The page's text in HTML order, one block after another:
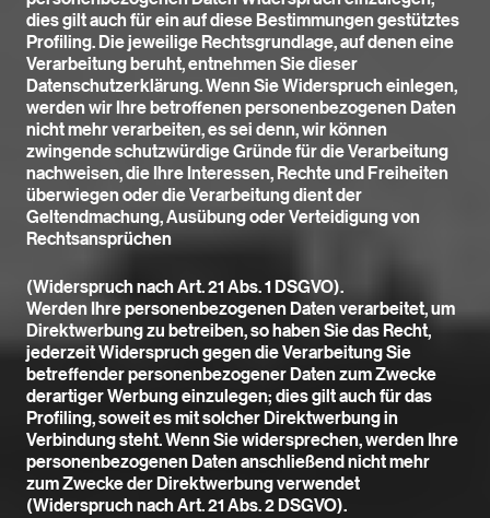
dies gilt auch für ein auf diese Bestimmungen gestütztes
Profiling. Die jeweilige Rechtsgrundlage, auf denen eine
Verarbeitung beruht, entnehmen Sie dieser
Datenschutzerklärung. Wenn Sie Widerspruch einlegen,
werden wir Ihre betroffenen personenbezogenen Daten
nicht mehr verarbeiten, es sei denn, wir können
zwingende schutzwürdige Gründe für die Verarbeitung
nachweisen, die Ihre Interessen, Rechte und Freiheiten
überwiegen oder die Verarbeitung dient der
Geltendmachung, Ausübung oder Verteidigung von
Rechtsansprüchen
(Widerspruch nach Art. 21 Abs. 1 DSGVO).
Werden Ihre personenbezogenen Daten verarbeitet, um
Direktwerbung zu betreiben, so haben Sie das Recht,
jederzeit Widerspruch gegen die Verarbeitung Sie
betreffender personenbezogener Daten zum Zwecke
derartiger Werbung einzulegen; dies gilt auch für das
Profiling, soweit es mit solcher Direktwerbung in
Verbindung steht. Wenn Sie widersprechen, werden Ihre
personenbezogenen Daten anschließend nicht mehr
zum Zwecke der Direktwerbung verwendet
(Widerspruch nach Art. 21 Abs. 2 DSGVO).